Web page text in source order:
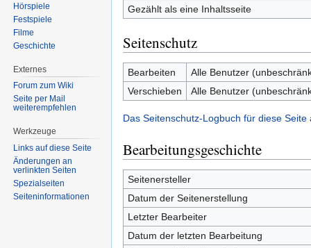
Gezählt als eine Inhaltsseite
Seitenschutz
Bearbeiten
Alle Benutzer
Verschieben
Alle Benutzer
Das Seitenschutz-Logbuch für diese Seite
Bearbeitungsgeschichte
Seitenersteller
Datum der Seitenerstellung
Letzter Bearbeiter
Datum der letzten Bearbeitung
Hörspiele
Festspiele
Filme
Geschichte
Externes
Forum zum Wiki
Seite per Mail
weiterempfehlen
Werkzeuge
Links auf diese Seite
Änderungen an
verlinkten Seiten
Spezialseiten
Seiten­informationen